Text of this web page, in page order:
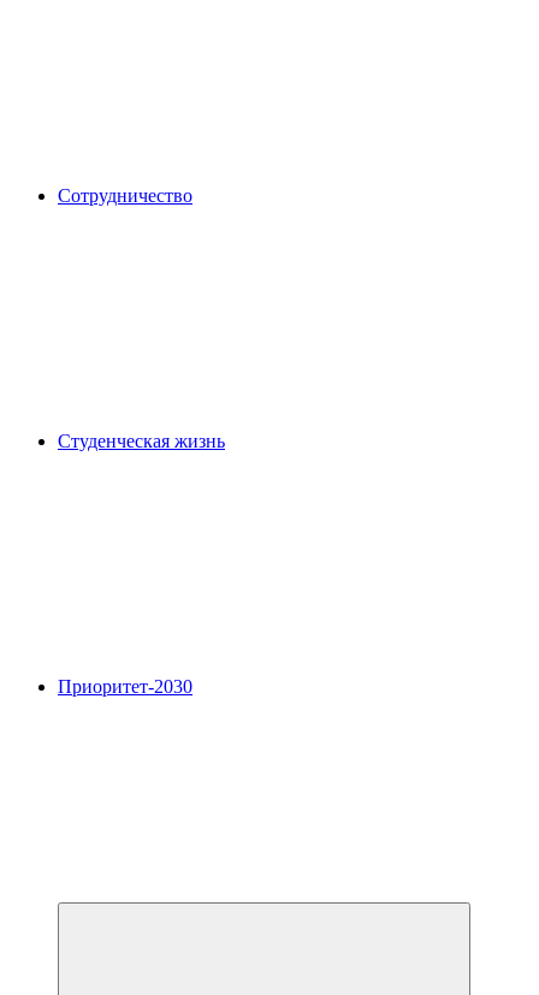
Сотрудничество
Студенческая жизнь
Приоритет-2030